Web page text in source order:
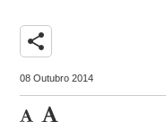
share
08 Outubro 2014